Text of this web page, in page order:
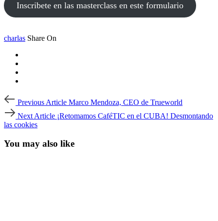
Inscribete en las masterclass en este formulario
charlas Share On
Post
navigation
Article
Previous Article Marco Mendoza, CEO de Trueworld
Article
Next Article ¡Retomamos CaféTIC en el CUBA! Desmontando
las cookies
You may also like